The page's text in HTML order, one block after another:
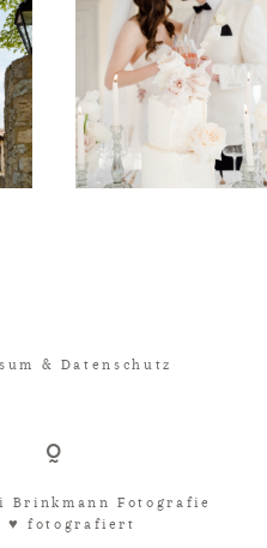
& Datenschutz
Brinkmann Fotografie
♥︎ fotografiert